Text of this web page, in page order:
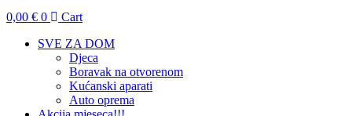
0,00 € 0
Cart
SVE ZA DOM
Djeca
Boravak na otvorenom
Kućanski aparati
Auto oprema